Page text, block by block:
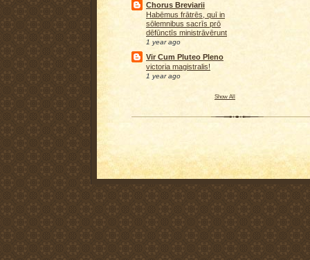
Chorus Breviarii
Habēmus frātrēs, quī in
sōlemnibus sacrīs prō
dēfūnctīs ministrāvērunt
1 year ago
Vir Cum Pluteo Pleno
victoria magistralis!
1 year ago
Show All